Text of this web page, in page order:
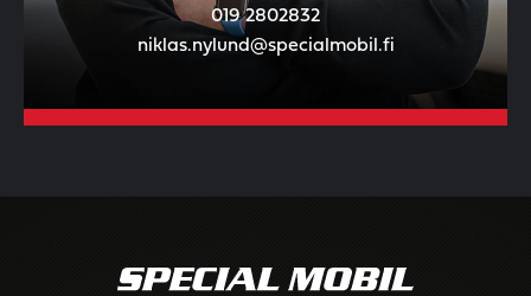
019 2802832
niklas.nylund@specialmobil.fi